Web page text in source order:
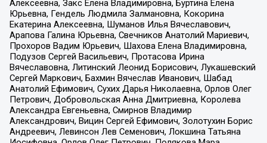
Алексеевна, Закс Елена Владимировна, Буртина Елена
Юрьевна, Гендель Людмила Залмановна, Кокорина
Екатерина Алексеевна, Шуманов Илья Вячеславович,
Арапова Галина Юрьевна, Свечников Анатолий Мариевич,
Прохоров Вадим Юрьевич, Шахова Елена Владимировна,
Подузов Сергей Васильевич, Протасова Ирина
Вячеславовна, Литинский Леонид Борисович, Лукашевский
Сергей Маркович, Бахмин Вячеслав Иванович, Шабад
Анатолий Ефимович, Сухих Дарья Николаевна, Орлов Олег
Петрович, Добровольская Анна Дмитриевна, Королева
Александра Евгеньевна, Смирнов Владимир
Александрович, Вицин Сергей Ефимович, Золотухин Борис
Андреевич, Левинсон Лев Семенович, Локшина Татьяна